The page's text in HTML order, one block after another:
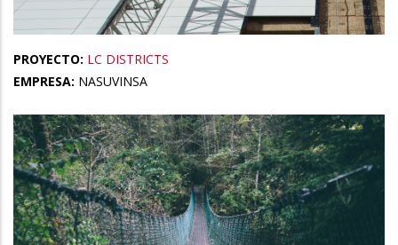
PROYECTO: LC DISTRICTS
EMPRESA: NASUVINSA